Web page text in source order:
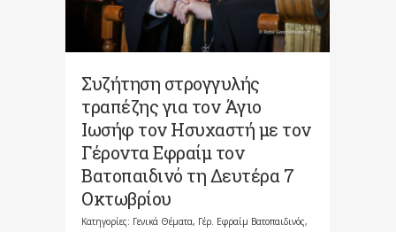
Συζήτηση στρογγυλής
τραπέζης για τον Άγιο
Ιωσήφ τον Ησυχαστή με τον
Γέροντα Εφραίμ τον
Βατοπαιδινό τη Δευτέρα 7
Οκτωβρίου
Κατηγορίες: Γενικά Θέματα, Γέρ. Εφραίμ Βατοπαιδινός,